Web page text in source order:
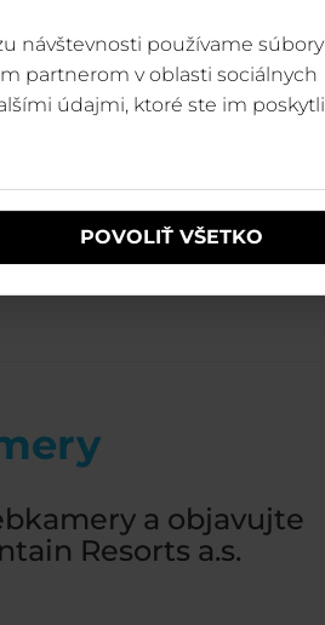
návštevnosti používame súbory
partnerom v oblasti sociálnych
údajmi, ktoré ste im poskytli
POVOLIŤ VŠETKO
a objavujte
Resorts a.s.